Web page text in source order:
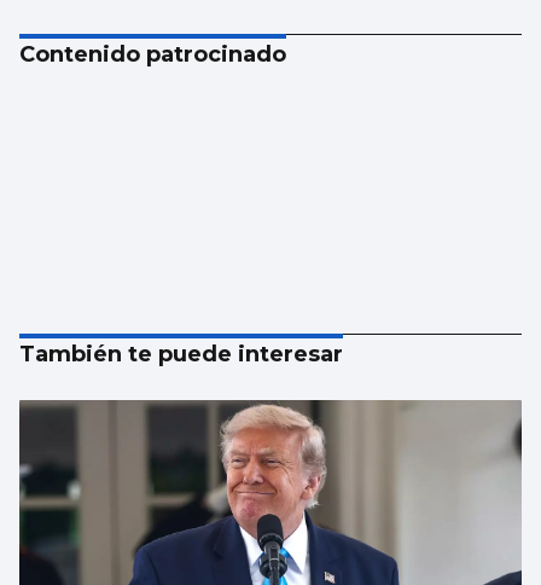
Contenido patrocinado
También te puede interesar